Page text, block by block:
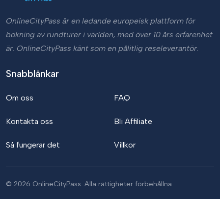
OnlineCityPass är en ledande europeisk plattform för
bokning av rundturer i världen, med över 10 års erfarenhet
är. OnlineCityPass känt som en pålitlig reseleverantör.
Snabblänkar
Om oss
Kontakta oss
Så fungerar det
FAQ
Bli Affiliate
Villkor
© 2026 OnlineCityPass. Alla rättigheter förbehållna.